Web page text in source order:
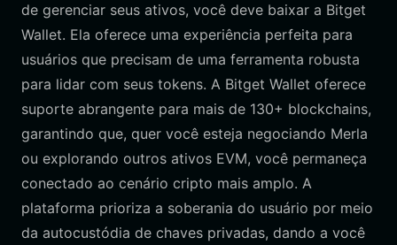
de gerenciar seus ativos, você deve baixar a Bitget
Wallet. Ela oferece uma experiência perfeita para
usuários que precisam de uma ferramenta robusta
para lidar com seus tokens. A Bitget Wallet oferece
suporte abrangente para mais de 130+ blockchains,
garantindo que, quer você esteja negociando Merla
ou explorando outros ativos EVM, você permaneça
conectado ao cenário cripto mais amplo. A
plataforma prioriza a soberania do usuário por meio
da autocustódia de chaves privadas, dando a você